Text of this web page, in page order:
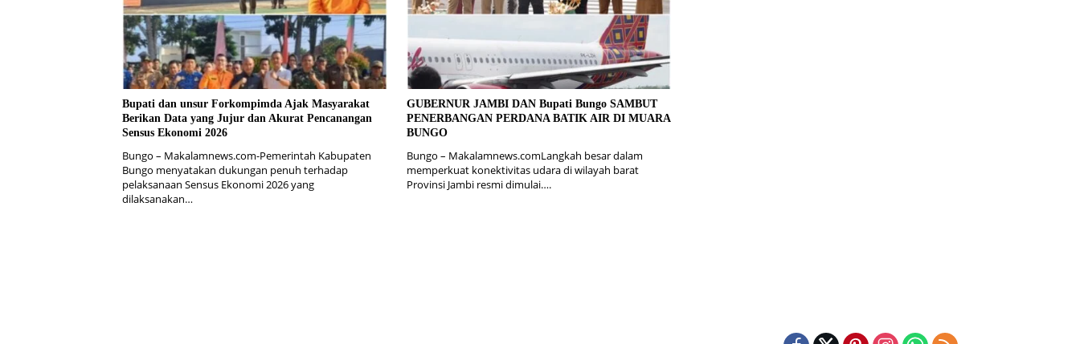
Bupati dan unsur Forkompimda Ajak Masyarakat
Berikan Data yang Jujur dan Akurat Pencanangan
Sensus Ekonomi 2026
Bungo – Makalamnews.com-Pemerintah Kabupaten
Bungo menyatakan dukungan penuh terhadap
pelaksanaan Sensus Ekonomi 2026 yang
dilaksanakan…
GUBERNUR JAMBI DAN Bupati Bungo SAMBUT
PENERBANGAN PERDANA BATIK AIR DI MUARA
BUNGO
Bungo – Makalamnews.comLangkah besar dalam
memperkuat konektivitas udara di wilayah barat
Provinsi Jambi resmi dimulai….